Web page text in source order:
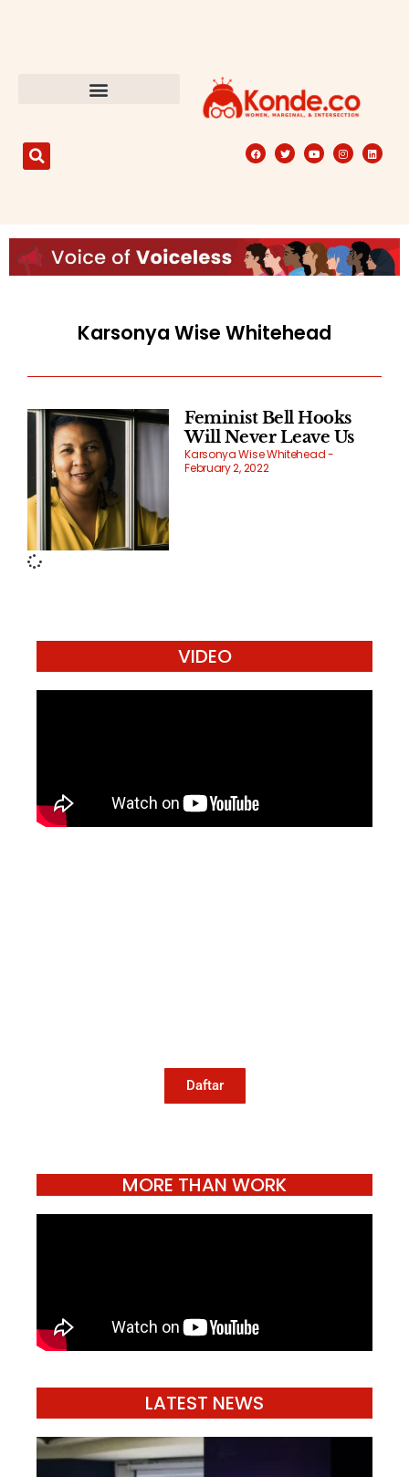
Karsonya Wise Whitehead
Feminist Bell Hooks
Will Never Leave Us
Karsonya Wise Whitehead
February 2, 2022
VIDEO
Daftar
MORE THAN WORK
LATEST NEWS